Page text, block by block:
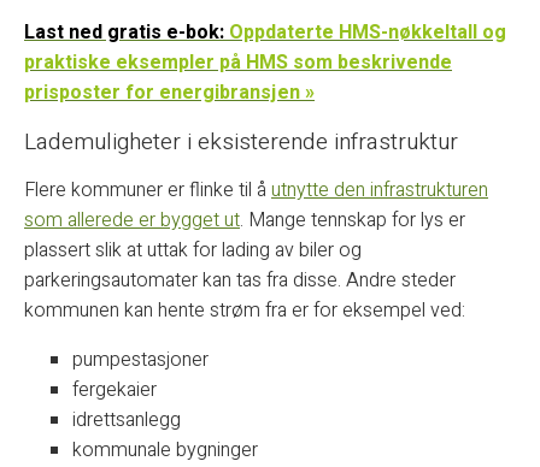
Last ned gratis e-bok:Oppdaterte HMS-nøkkeltall og
praktiske eksempler på HMS som beskrivende
prisposter for energibransjen »
Lademuligheter i eksisterende infrastruktur
Flere kommuner er flinke til å utnytte den infrastrukturen
som allerede er bygget ut. Mange tennskap for lys er
plassert slik at uttak for lading av biler og
parkeringsautomater kan tas fra disse. Andre steder
kommunen kan hente strøm fra er for eksempel ved:
pumpestasjoner
fergekaier
idrettsanlegg
kommunale bygninger